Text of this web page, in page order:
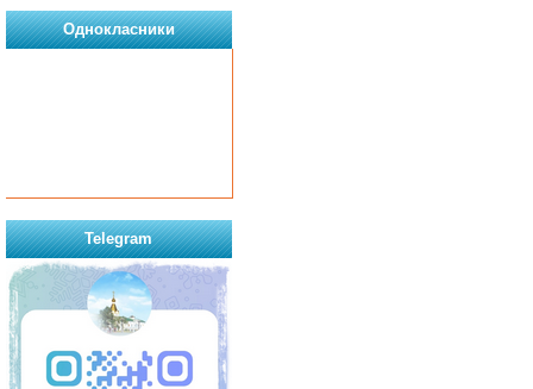
Однокласники
Telegram